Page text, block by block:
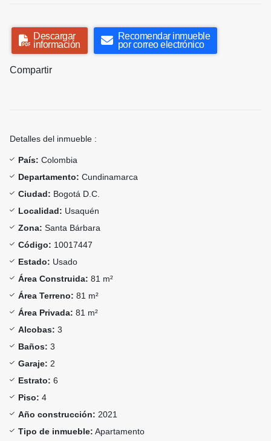
Descargar
información
Recomendar inmueble
por correo electrónico
Compartir
Detalles del inmueble :
País: Colombia
Departamento: Cundinamarca
Ciudad: Bogotá D.C.
Localidad: Usaquén
Zona: Santa Bárbara
Código: 10017447
Estado: Usado
Área Construida: 81 m²
Área Terreno: 81 m²
Área Privada: 81 m²
Alcobas: 3
Baños: 3
Garaje: 2
Estrato: 6
Piso: 4
Año construcción: 2021
Tipo de inmueble: Apartamento